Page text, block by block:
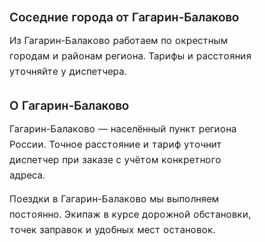
Соседние города от Гагарин-Балаково
Из Гагарин-Балаково работаем по окрестным
городам и районам региона. Тарифы и расстояния
уточняйте у диспетчера.
О Гагарин-Балаково
Гагарин-Балаково — населённый пункт региона
России. Точное расстояние и тариф уточнит
диспетчер при заказе с учётом конкретного
адреса.
Поездки в Гагарин-Балаково мы выполняем
постоянно. Экипаж в курсе дорожной обстановки,
точек заправок и удобных мест остановок.